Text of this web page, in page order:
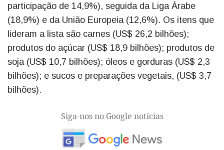
participação de 14,9%), seguida da Liga Árabe
(18,9%) e da União Europeia (12,6%). Os itens que
lideram a lista são carnes (US$ 26,2 bilhões);
produtos do açúcar (US$ 18,9 bilhões); produtos de
soja (US$ 10,7 bilhões); óleos e gorduras (US$ 2,3
bilhões); e sucos e preparações vegetais, (US$ 3,7
bilhões).
Siga-nos no Google notícias